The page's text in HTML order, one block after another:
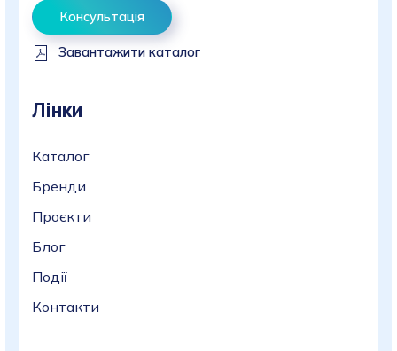
Консультація
Завантажити каталог
Лінки
Каталог
Бренди
Проєкти
Блог
Події
Контакти